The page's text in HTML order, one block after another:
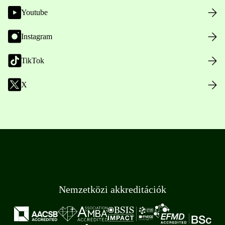
Youtube
Instagram
TikTok
X
Nemzetközi akkreditációk